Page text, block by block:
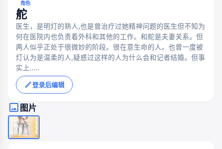
角色
舵
医生，是明灯的熟人,也是曾治疗过她精神问题的医生但不知为
何在医院内也负责着外科和其他的工作。和舵是夫妻关系。但
两人似乎正处于很微妙的阶段。很在意生命的人。也曾一度被
灯认为是温柔的人,疑惑过这样的人为什么会和记者结婚。但事
实上.....
登录后编辑
图片